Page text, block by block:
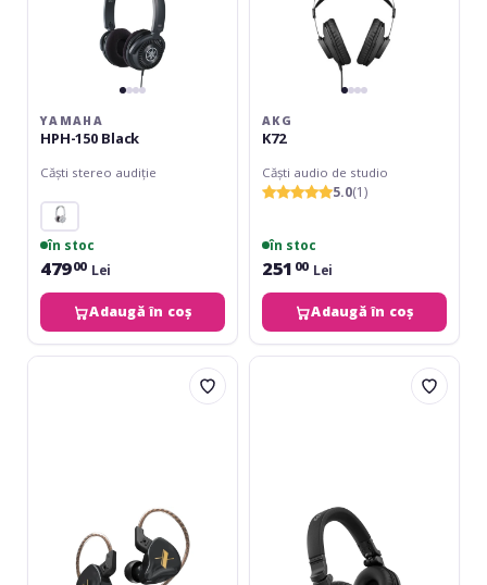
YAMAHA
HPH-150 Black
Căști stereo audiție
în stoc
47900 Lei
Adaugă în coș
AKG
K72
Căști audio de studio
5.0(1)
în stoc
251 00 Lei
Adaugă în coș
KZ
Pioneer